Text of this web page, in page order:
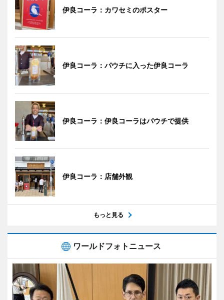
伊良コーラ：カワセミのポスター
伊良コーラ：パウチに入った伊良コーラ
伊良コーラ：伊良コーラはパウチで提供
伊良コーラ：店舗外観
もっと見る
ワールドフォトニュース